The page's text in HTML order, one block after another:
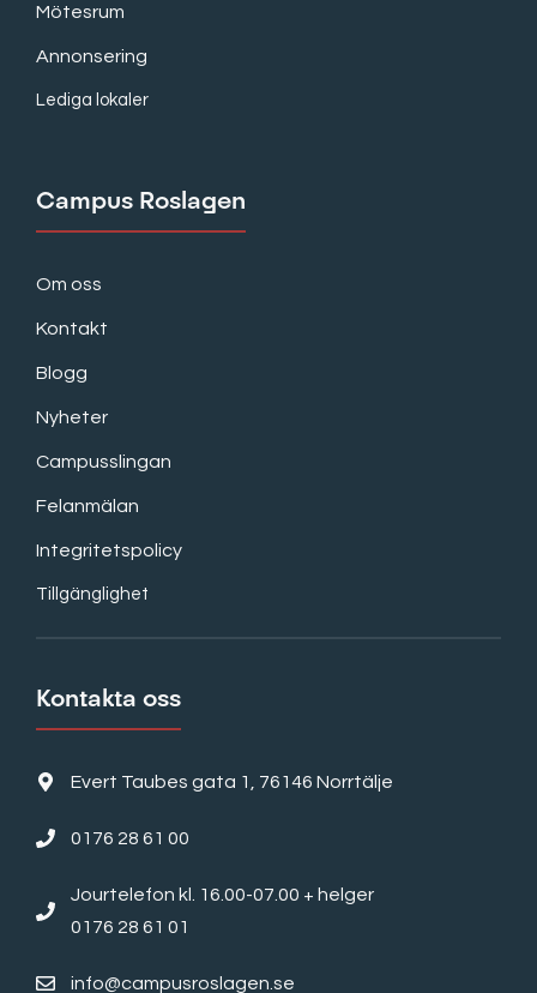
Mötesrum
Annonsering
Lediga lokaler
Campus Roslagen
Om oss
Kontakt
Blogg
Nyheter
Campusslingan
Felanmälan
Integritetspolicy
Tillgänglighet
Kontakta oss
Evert Taubes gata 1, 76146 Norrtälje
0176 28 61 00
Jourtelefon kl. 16.00-07.00 + helger
0176 28 61 01
info@campusroslagen.se